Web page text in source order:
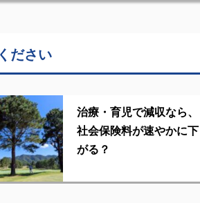
ださい
治療・育児で減収なら、
社会保険料が速やかに下
がる？